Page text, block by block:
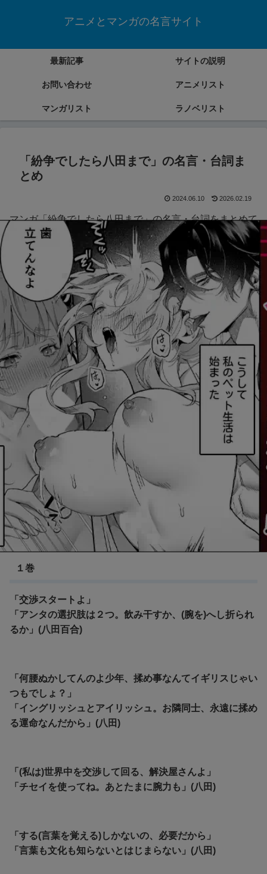
アニメとマンガの名言サイト
最新記事 サイトの説明
お問い合わせ アニメリスト
マンガリスト ラノベリスト
「紛争でしたら八田まで」の名言・台詞ま
とめ
2024.06.10 2026.02.19
マンガ「紛争でしたら八田まで」の名言・台詞をまとめて
いきます。
紛争でしたら八田まで
１巻
「交渉スタートよ」
「アンタの選択肢は２つ。飲み干すか、(腕を)へし折られ
るか」(八田百合)
「何腰ぬかしてんのよ少年、揉め事なんてイギリスじゃい
つもでしょ？」
「イングリッシュとアイリッシュ。お隣同士、永遠に揉め
る運命なんだから」(八田)
「(私は)世界中を交渉して回る、解決屋さんよ」
「チセイを使ってね。あとたまに腕力も」(八田)
「する(言葉を覚える)しかないの、必要だから」
「言葉も文化も知らないとはじまらない」(八田)